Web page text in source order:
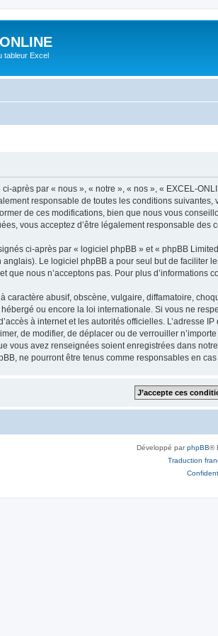
tableur Excel
après par « nous », « notre », « nos », « EXCEL-
responsable de toutes les conditions
de ces modifications, bien que nous vous
vous acceptez d’être légalement responsable des
ci-après par « logiciel phpBB » et « phpBB
anglais). Le logiciel phpBB a pour seul but de faciliter
que nous n’acceptons pas. Pour plus d’informations
caractère abusif, obscène, vulgaire, diffamatoire,
ou encore la loi internationale. Si vous ne
à internet et les autorités officielles. L’adresse
de modifier, de déplacer ou de verrouiller
vous avez renseignées soient enregistrées dans
ne pourront être tenus comme responsables en
Développé parphpBB®
Traduction